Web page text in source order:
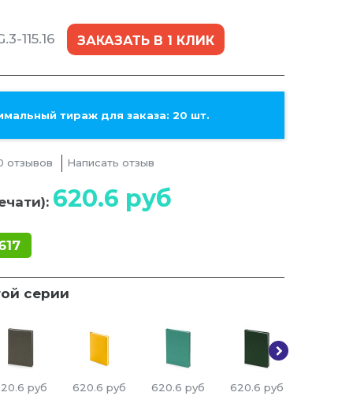
115.16 ЗАКАЗАТЬ В 1 КЛИК
тираж для заказа: 20 шт.
отзывов Написать отзыв
620.6 руб
серии
руб 620.6 руб 620.6 руб 620.6 руб